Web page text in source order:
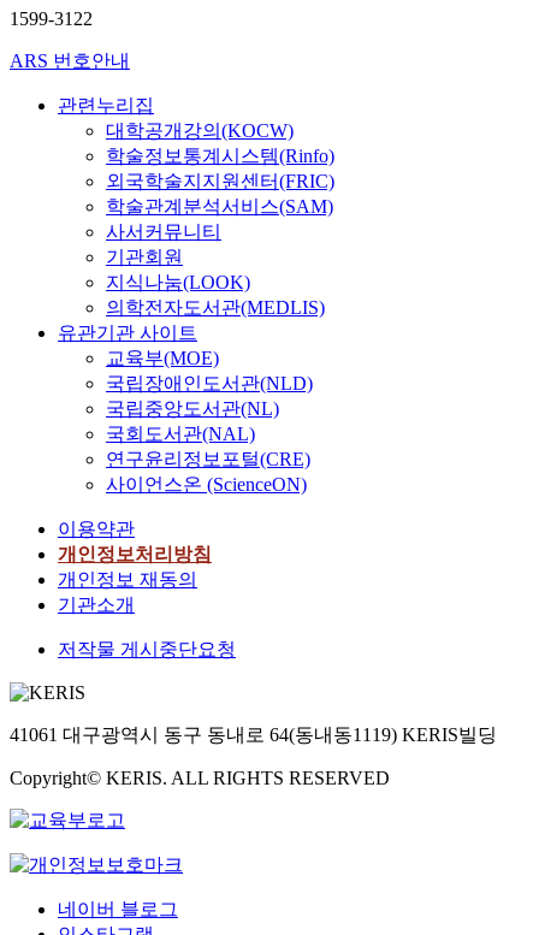
1599-3122
ARS 번호안내
관련누리집
대학공개강의(KOCW)
학술정보통계시스템(Rinfo)
외국학술지지원센터(FRIC)
학술관계분석서비스(SAM)
사서커뮤니티
기관회원
지식나눔(LOOK)
의학전자도서관(MEDLIS)
유관기관 사이트
교육부(MOE)
국립장애인도서관(NLD)
국립중앙도서관(NL)
국회도서관(NAL)
연구윤리정보포털(CRE)
사이언스온 (ScienceON)
이용약관
개인정보처리방침
개인정보 재동의
기관소개
저작물 게시중단요청
41061 대구광역시 동구 동내로 64(동내동1119) KERIS빌딩
Copyright© KERIS. ALL RIGHTS RESERVED
네이버 블로그